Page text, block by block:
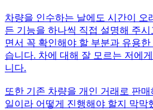
차량을 인수하는 날에도 시간이 오
든 기능을 하나씩 직접 설명해 주
면서 꼭 확인해야 할 부분과 유용
습니다. 차에 대해 잘 모르는 저에
니다.
또한 기존 차량을 개인 거래로 판
일이라 어떻게 진행해야 할지 막막